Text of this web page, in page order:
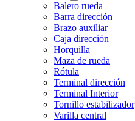
Balero rueda
Barra dirección
Brazo auxiliar
Caja dirección
Horquilla
Maza de rueda
Rótula
Terminal dirección
Terminal Interior
Tornillo estabilizador
Varilla central